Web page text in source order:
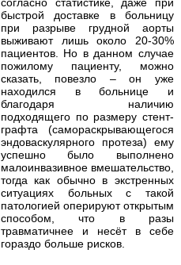
быстрой доставке в больницу
при разрыве грудной аорты
выживают лишь около 20-30%
пациентов. Но в данном случае
пожилому пациенту, можно
сказать, повезло – он уже
находился в больнице и
благодаря наличию
подходящего по размеру стент-
графта (самораскрывающегося
эндоваскулярного протеза) ему
успешно было выполнено
малоинвазивное вмешательство,
тогда как обычно в экстренных
ситуациях больных с такой
патологией оперируют открытым
способом, что в разы
травматичнее и несёт в себе
гораздо больше рисков.